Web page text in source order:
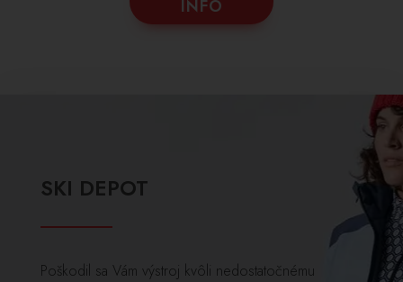
INFO
SKI DEPOT
Poškodil sa Vám výstroj kvôli nedostatočnému